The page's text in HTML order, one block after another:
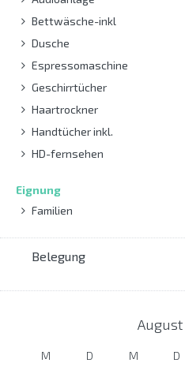
Bettwäsche-inkl
Dusche
Espressomaschine
Geschirrtücher
Haartrockner
Handtücher inkl.
HD-fernsehen
Eignung
Familien
Belegung
August
M D M D